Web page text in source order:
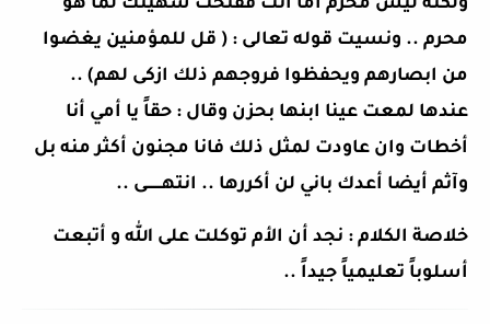
ولكنه ليس محرم أما أنت ففتحت شهيتك لما هو
محرم .. ونسيت قوله تعالى : ( قل للمؤمنين يغضوا
من ابصارهم ويحفظوا فروجهم ذلك ازكى لهم) ..
عندها لمعت عينا ابنها بحزن وقال : حقاً يا أمي أنا
أخطات وان عاودت لمثل ذلك فانا مجنون أكثر منه بل
وآثم أيضا أعدك باني لن أكررها .. انتهـــــــى ..
خلاصة الكلام : نجد أن الأم توكلت على الله و أتبعت
أسلوباً تعليمياً جيداً ..